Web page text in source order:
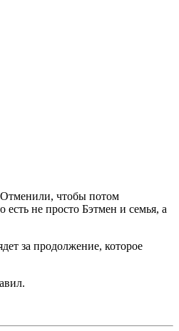
Отменили, чтобы потом
есть не просто Бэтмен и семья, а
за продолжение, которое